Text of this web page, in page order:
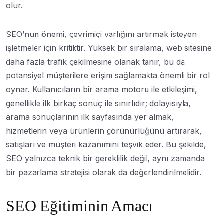
olur.
SEO’nun önemi, çevrimiçi varlığını artırmak isteyen
işletmeler için kritiktir. Yüksek bir sıralama, web sitesine
daha fazla trafik çekilmesine olanak tanır, bu da
potansiyel müşterilere erişim sağlamakta önemli bir rol
oynar. Kullanıcıların bir arama motoru ile etkileşimi,
genellikle ilk birkaç sonuç ile sınırlıdır; dolayısıyla,
arama sonuçlarının ilk sayfasında yer almak,
hizmetlerin veya ürünlerin görünürlüğünü artırarak,
satışları ve müşteri kazanımını teşvik eder. Bu şekilde,
SEO yalnızca teknik bir gereklilik değil, aynı zamanda
bir pazarlama stratejisi olarak da değerlendirilmelidir.
SEO Eğitiminin Amacı